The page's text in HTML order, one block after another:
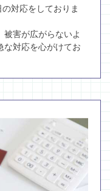
対応をしておりま
害が広がらないよ
な対応を心がけてお